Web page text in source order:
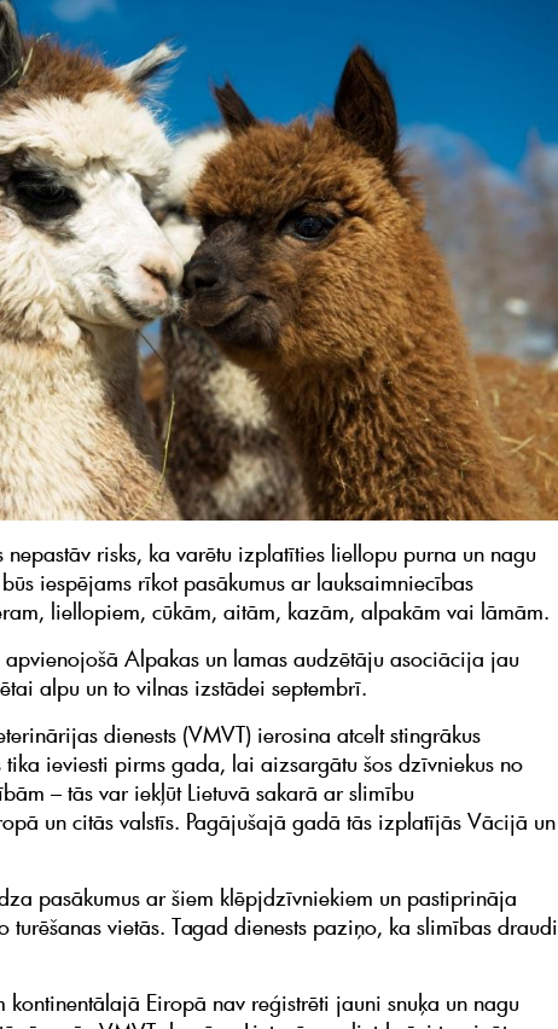
nepastāv risks, ka varētu izplatīties liellopu purna un nagu
iespējams rīkot pasākumus ar lauksaimniecības
liellopiem, cūkām, aitām, kazām, alpakām vai lāmām.
Alpakas un lamas audzētāju asociācija jau
alpu un to vilnas izstādei septembrī.
dienests (VMVT) ierosina atcelt stingrākus
tika ieviesti pirms gada, lai aizsargātu šos dzīvniekus no
– tās var iekļūt Lietuvā sakarā ar slimību
un citās valstīs. Pagājušajā gadā tās izplatījās Vācijā un
pasākumus ar šiem klēpjdzīvniekiem un pastiprināja
turēšanas vietās. Tagad dienests paziņo, ka slimības draudi
kontinentālajā Eiropā nav reģistrēti jauni snuķa un nagu